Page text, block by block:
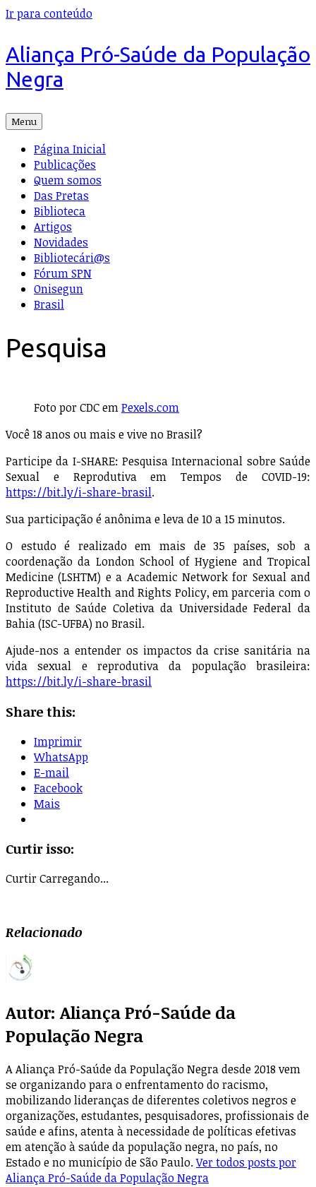
Ir para conteúdo
Aliança Pró-Saúde da População
Negra
Menu
Página Inicial
Publicações
Quem somos
Das Pretas
Biblioteca
Artigos
Novidades
Bibliotecári@s
Fórum SPN
Onisegun
Brasil
Pesquisa
Foto por CDC emPexels.com
Você 18 anos ou mais e vive no Brasil?
Participe da I-SHARE: Pesquisa Internacional sobre Saúde
Sexual e Reprodutiva em Tempos de COVID-19:
https://bit.ly/i-share-brasil.
Sua participação é anônima e leva de 10 a 15 minutos.
O estudo é realizado em mais de 35 países, sob a
coordenação da London School of Hygiene and Tropical
Medicine (LSHTM) e a Academic Network for Sexual and
Reproductive Health and Rights Policy, em parceria com o
Instituto de Saúde Coletiva da Universidade Federal da
Bahia (ISC-UFBA) no Brasil.
Ajude-nos a entender os impactos da crise sanitária na
vida sexual e reprodutiva da população brasileira:
https://bit.ly/i-share-brasil
Share this:
Imprimir
WhatsApp
E-mail
Facebook
Mais
Curtir isso:
CurtirCarregando...
Relacionado
Autor: Aliança Pró-Saúde da
População Negra
A Aliança Pró-Saúde da População Negra desde 2018 vem
se organizando para o enfrentamento do racismo,
mobilizando lideranças de diferentes coletivos negros e
organizações, estudantes, pesquisadores, profissionais de
saúde e afins, atenta à necessidade de políticas efetivas
em atenção à saúde da população negra, no país, no
Estado e no município de São Paulo.Ver todos posts por
Aliança Pró-Saúde da População Negra